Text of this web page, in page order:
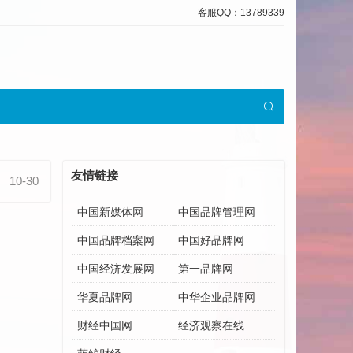
客服QQ：13789339
10-30 友情链接
中国新媒体网 中国品牌管理网
中国品牌档案网 中国好品牌网
中国经济发展网 第一品牌网
华夏品牌网 中华企业品牌网
财经中国网 经济观察在线